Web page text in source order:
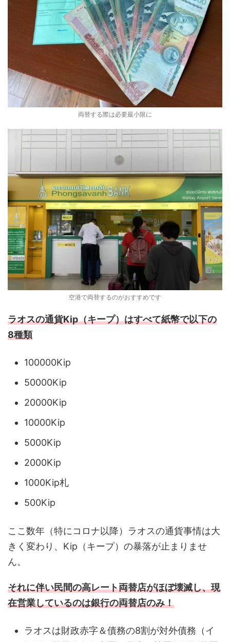
両替する際は必要最小限に
空港で両替するのがおすすめです
ラオスの通貨Kip（キープ）はすべて紙幣で以下の
8種類
100000Kip
50000Kip
20000Kip
10000Kip
5000Kip
2000Kip
1000Kip札
500Kip
ここ数年（特にコロナ以降）ラオスの通貨事情は大
きく変わり、Kip（キープ）の暴落が止まりませ
ん。
それに伴い民間の高レート両替店がほぼ壊滅し、現
在営業しているのは銀行の両替店のみ！
ラオスは財政赤字＆債務の8割が対外債務（イ